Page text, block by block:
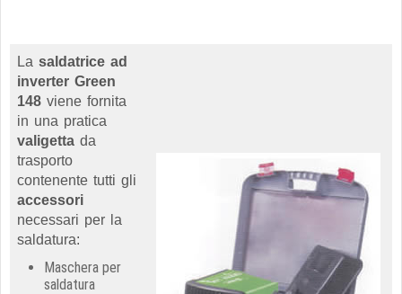
La saldatrice ad
inverter Green
148 viene fornita
in una pratica
valigetta da
trasporto
contenente tutti gli
accessori
necessari per la
saldatura:
Maschera per
saldatura